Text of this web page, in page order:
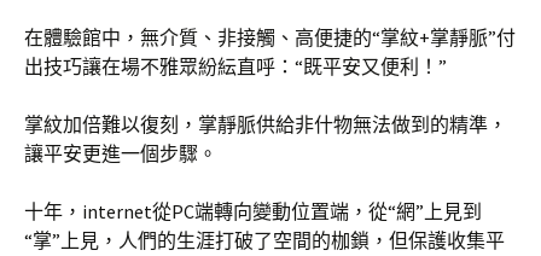
在體驗館中，無介質、非接觸、高便捷的“掌紋+掌靜脈”付
出技巧讓在場不雅眾紛紜直呼：“既平安又便利！”
掌紋加倍難以復刻，掌靜脈供給非什物無法做到的精準，
讓平安更進一個步驟。
十年，internet從PC端轉向變動位置端，從“網”上見到
“掌”上見，人們的生涯打破了空間的枷鎖，但保護收集平